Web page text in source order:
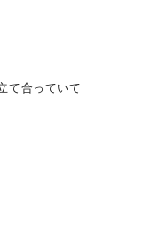
て合っていて